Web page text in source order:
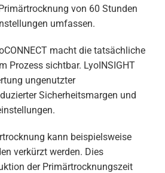
von 60 Stunden
umfassen.
macht die tatsächliche
Prozess sichtbar. LyoINSIGHT
ungenutzter
Sicherheitsmargen und
kann beispielsweise
verkürzt werden. Dies
der Primärtrocknungszeit